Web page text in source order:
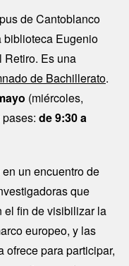
de Cantoblanco
biblioteca Eugenio
Retiro. Es una
de Bachillerato.
(miércoles,
de 9:30 a
un encuentro de
que
el fin de visibilizar la
europeo, y las
para participar,